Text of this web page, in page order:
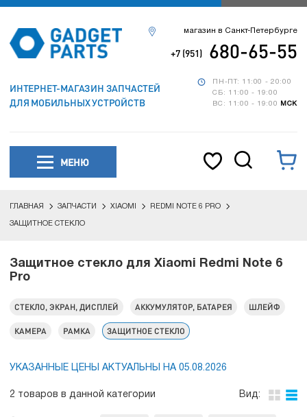
ИНТЕРНЕТ-МАГАЗИН ЗАПЧАСТЕЙ
ДЛЯ МОБИЛЬНЫХ УСТРОЙСТВ
ПН-ПТ: 11:00 - 20:00
СБ: 11:00 - 19:00
ВС: 11:00 - 19:00
МСК
магазин в Санкт-Петербурге
+7 (951) 680-65-55
МЕНЮ
ГЛАВНАЯ ЗАПЧАСТИ XIAOMI REDMI NOTE 6 PRO
ЗАЩИТНОЕ СТЕКЛО
Защитное стекло для Xiaomi Redmi Note 6
Pro
СТЕКЛО, ЭКРАН, ДИСПЛЕЙ АККУМУЛЯТОР, БАТАРЕЯ ШЛЕЙФ
КАМЕРА РАМКА ЗАЩИТНОЕ СТЕКЛО
УКАЗАННЫЕ ЦЕНЫ АКТУАЛЬНЫ НА 05.08.2026
2 товаров в данной категории Вид: